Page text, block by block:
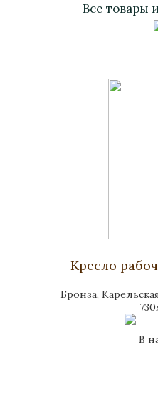
Все товары
Кресло
Бронза,
В